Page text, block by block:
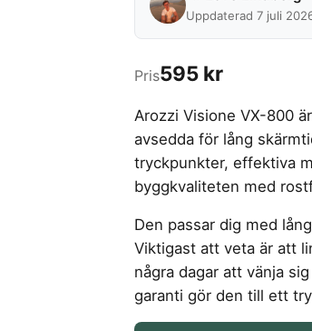
Uppdaterad 7 juli
Pris595 kr
Arozzi Visione VX-800
avsedda för lång
tryckpunkter, effektiva
byggkvaliteten med
Den passar dig med
Viktigast att veta är att
några dagar att vänja
garanti gör den till ett